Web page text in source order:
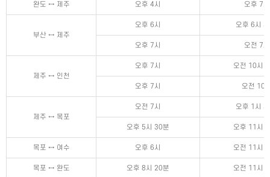
완도 ↔ 제주 오후 4시 오후 7시
부산 ↔ 제주
오후 6시 오후 6시
오후 7시 오전 7시
제주 ↔ 인천
오후 7시 오전 10시
오후 7시 오전 10
제주 ↔ 목포
오전 7시 오후 1시
오후 5시 30분 오후 11시
목포 ↔ 여수 오후 6시 오전 11시
목포 ↔ 완도 오후 8시 20분 오전 11시